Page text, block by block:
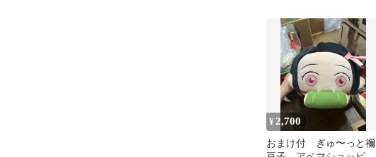
¥2,700
おまけ付 ぎゅ〜っと禰